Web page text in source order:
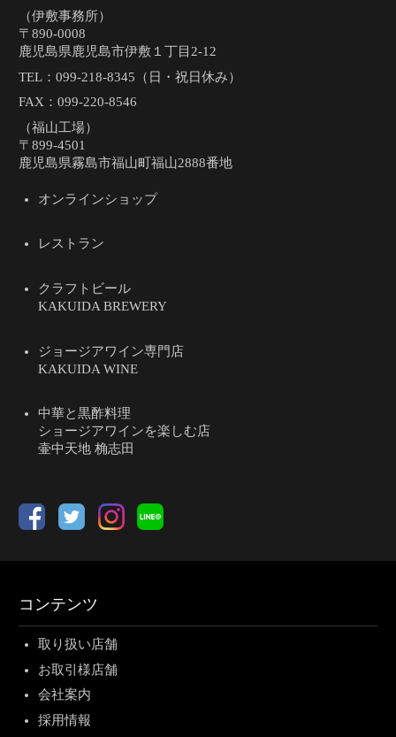
（伊敷事務所）
〒890-0008
鹿児島県鹿児島市伊敷１丁目2-12
TEL：099-218-8345（日・祝日休み）
FAX：099-220-8546
（福山工場）
〒899-4501
鹿児島県霧島市福山町福山2888番地
オンラインショップ
レストラン
クラフトビール
KAKUIDA BREWERY
ジョージアワイン専門店
KAKUIDA WINE
中華と黒酢料理
ショージアワインを楽しむ店
壷中天地 桷志田
コンテンツ
取り扱い店舗
お取引様店舗
会社案内
採用情報